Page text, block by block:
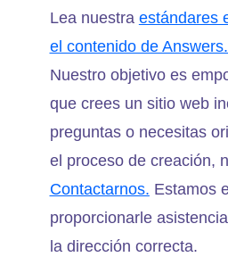
Lea nuestra estándares
el contenido de Answers.
Nuestro objetivo es
que crees un sitio web
preguntas o necesitas
el proceso de creación,
Contactarnos. Estamos
proporcionarle
la dirección correcta.